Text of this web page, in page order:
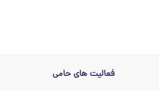
فعالیت های حامی